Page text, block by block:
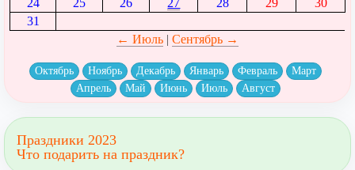
31
← Июль| Сентябрь →
Октябрь Ноябрь Декабрь Январь Февраль
Март
Апрель
Май Июнь Июль Август
Праздники 2023
Что подарить на праздник?